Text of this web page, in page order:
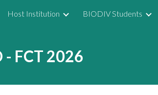
to navigation
Host Institution BIODIV Students
- FCT 2026